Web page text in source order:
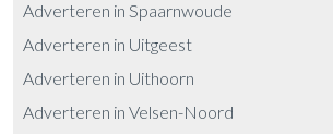
Adverteren in Spaarnwoude
Adverteren in Uitgeest
Adverteren in Uithoorn
Adverteren in Velsen-Noord